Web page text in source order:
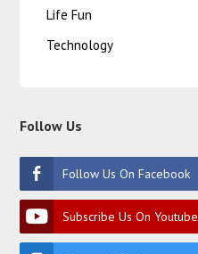
Life Fun
Technology
Follow Us
Follow Us On Facebook
Subscribe Us On Youtube